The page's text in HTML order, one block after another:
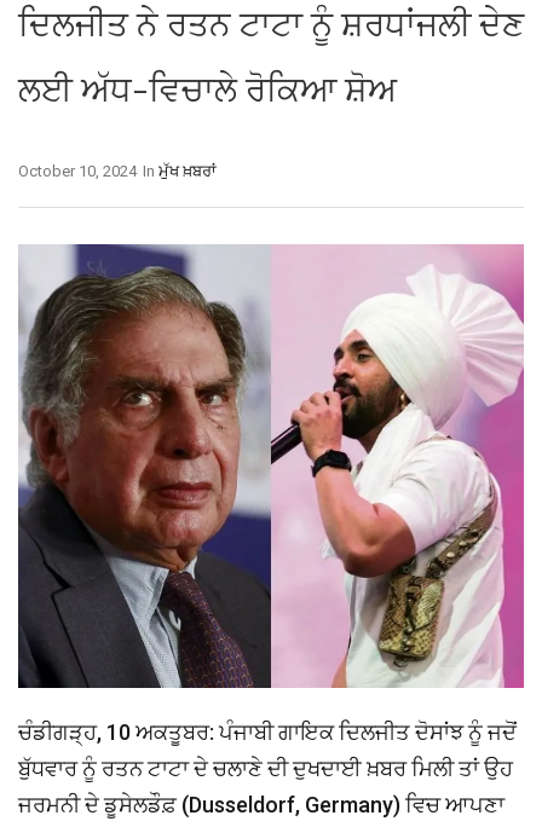
ਦਿਲਜੀਤ ਨੇ ਰਤਨ ਟਾਟਾ ਨੂੰ ਸ਼ਰਧਾਂਜਲੀ ਦੇਣ
ਲਈ ਅੱਧ-ਵਿਚਾਲੇ ਰੋਕਿਆ ਸ਼ੋਅ
In ਮੁੱਖ ਖ਼ਬਰਾਂ
October 10, 2024
ਚੰਡੀਗੜ੍ਹ, 10 ਅਕਤੂਬਰ: ਪੰਜਾਬੀ ਗਾਇਕ ਦਿਲਜੀਤ ਦੋਸਾਂਝ ਨੂੰ ਜਦੋਂ
ਬੁੱਧਵਾਰ ਨੂੰ ਰਤਨ ਟਾਟਾ ਦੇ ਚਲਾਣੇ ਦੀ ਦੁਖਦਾਈ ਖ਼ਬਰ ਮਿਲੀ ਤਾਂ ਉਹ
ਜਰਮਨੀ ਦੇ ਡੂਸੇਲਡੌਫ਼ (Dusseldorf, Germany) ਵਿਚ ਆਪਣਾ